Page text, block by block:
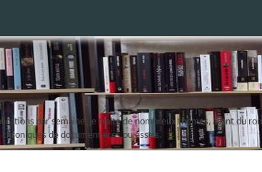
par semaine, je traite de nombreux thèmes, allant du
de documentaires ou essais.